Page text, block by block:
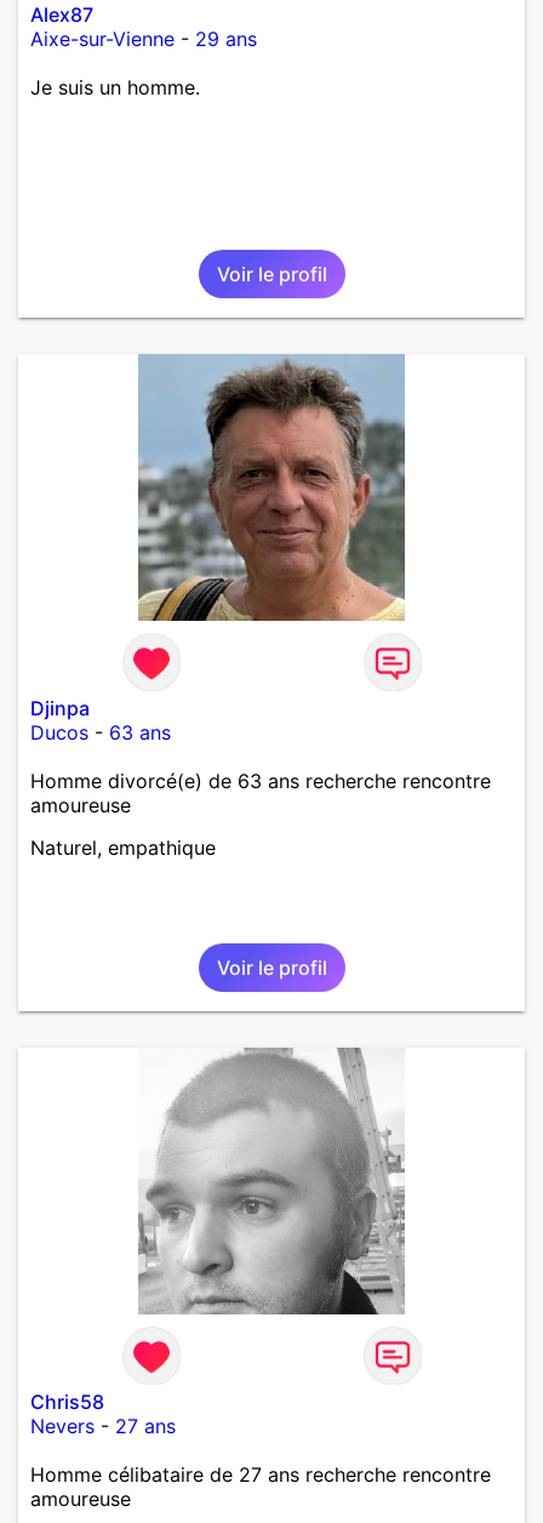
Alex87
Aixe-sur-Vienne - 29 ans
Je suis un homme.
Voir le profil
Djinpa
Ducos - 63 ans
Homme divorcé(e) de 63 ans recherche rencontre
amoureuse
Naturel, empathique
Voir le profil
Chris58
Nevers - 27 ans
Homme célibataire de 27 ans recherche rencontre
amoureuse